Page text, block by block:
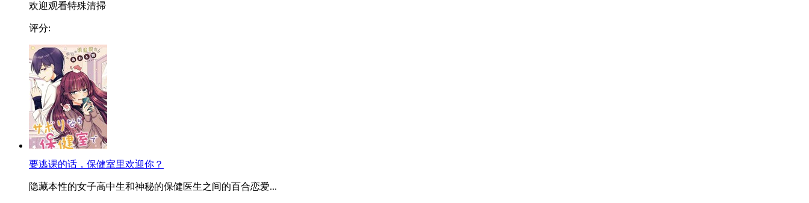
欢迎观看特殊清掃
评分:
要逃课的话，保健室里欢迎你？
隐藏本性的女子高中生和神秘的保健医生之间的百合恋爱...